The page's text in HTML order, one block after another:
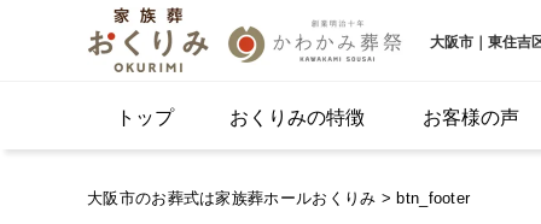
大阪市｜東住吉
トップ おくりみの特徴 お客様の声
大阪市のお葬式は家族葬ホールおくりみ > btn_footer